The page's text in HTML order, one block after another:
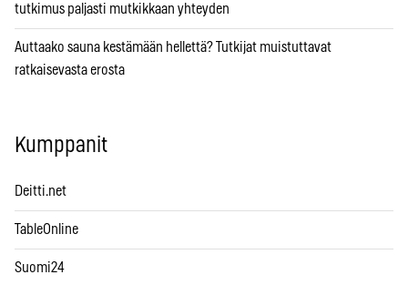
tutkimus paljasti mutkikkaan yhteyden
Auttaako sauna kestämään hellettä? Tutkijat muistuttavat
ratkaisevasta erosta
Kumppanit
Deitti.net
TableOnline
Suomi24